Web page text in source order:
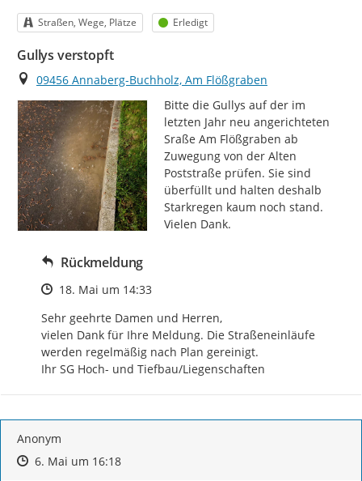
Kategorie
Straßen, Wege, Plätze Status
Erledigt
Gullys verstopft
Ort
09456 Annaberg-Buchholz, Am Flößgraben
Bitte die Gullys auf der im
letzten Jahr neu angerichteten
Sraße Am Flößgraben ab
Zuwegung von der Alten
Poststraße prüfen. Sie sind
überfüllt und halten deshalb
Starkregen kaum noch stand.
Vielen Dank.
Rückmeldung
Zeitpunkt des Erstellens
18. Mai um 14:33
Sehr geehrte Damen und Herren,
vielen Dank für Ihre Meldung. Die Straßeneinläufe
werden regelmäßig nach Plan gereinigt.
Ihr SG Hoch- und Tiefbau/Liegenschaften
Anonym
Zeitpunkt des Erstellens
Zeitpunkt des Erstellens
6. Mai um 16:18Zur Äußerung